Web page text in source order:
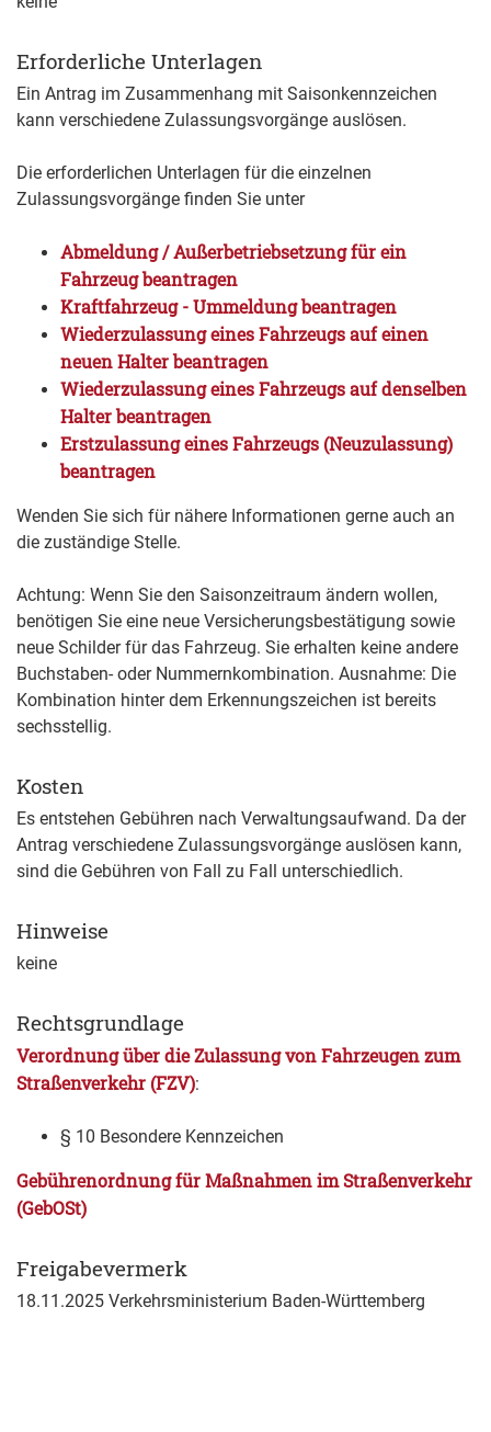
Erforderliche Unterlagen
Ein Antrag im Zusammenhang mit Saisonkennzeichen
kann verschiedene Zulassungsvorgänge auslösen.
Die erforderlichen Unterlagen für die einzelnen
Zulassungsvorgänge finden Sie unter
Abmeldung / Außerbetriebsetzung für ein
Fahrzeug beantragen
Kraftfahrzeug - Ummeldung beantragen
Wiederzulassung eines Fahrzeugs auf einen
neuen Halter beantragen
Wiederzulassung eines Fahrzeugs auf denselben
Halter beantragen
Erstzulassung eines Fahrzeugs (Neuzulassung)
beantragen
Wenden Sie sich für nähere Informationen gerne auch an
die zuständige Stelle.
Achtung: Wenn Sie den Saisonzeitraum ändern wollen,
benötigen Sie eine neue Versicherungsbestätigung sowie
neue Schilder für das Fahrzeug. Sie erhalten keine andere
Buchstaben- oder Nummernkombination. Ausnahme: Die
Kombination hinter dem Erkennungszeichen ist bereits
sechsstellig.
Kosten
Es entstehen Gebühren nach Verwaltungsaufwand. Da der
Antrag verschiedene Zulassungsvorgänge auslösen kann,
sind die Gebühren von Fall zu Fall unterschiedlich.
Hinweise
keine
Rechtsgrundlage
Verordnung über die Zulassung von Fahrzeugen zum
Straßenverkehr (FZV):
§ 10 Besondere Kennzeichen
Gebührenordnung für Maßnahmen im Straßenverkehr
(GebOSt)
Freigabevermerk
18.11.2025 Verkehrsministerium Baden-Württemberg